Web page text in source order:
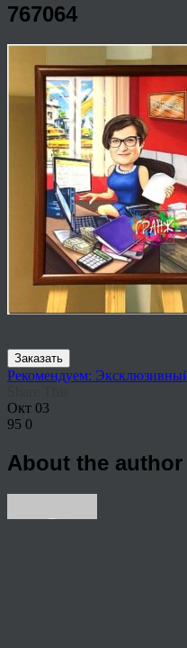
767064
Заказать
Рекомендуем:
Окт 03
95 0
About the author